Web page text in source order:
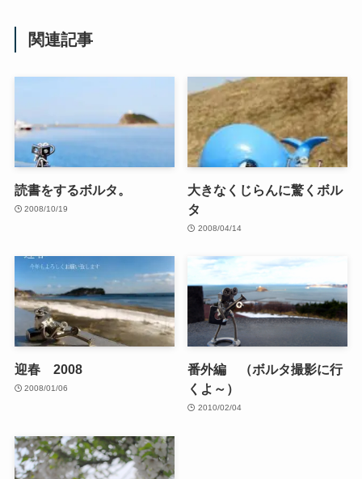
関連記事
読書をするボルタ。
2008/10/19
大きなくじらんに驚くボル
タ
2008/04/14
迎春 2008
2008/01/06
番外編 （ボルタ撮影に行
くよ～）
2010/02/04